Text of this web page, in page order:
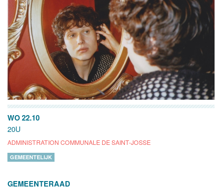
WO 22.10
20U
ADMINISTRATION COMMUNALE DE SAINT-JOSSE
GEMEENTELIJK
GEMEENTERAAD